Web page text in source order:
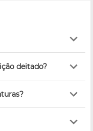
deitado?